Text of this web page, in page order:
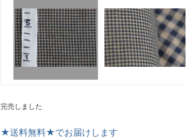
完売しました
★送料無料★でお届けします